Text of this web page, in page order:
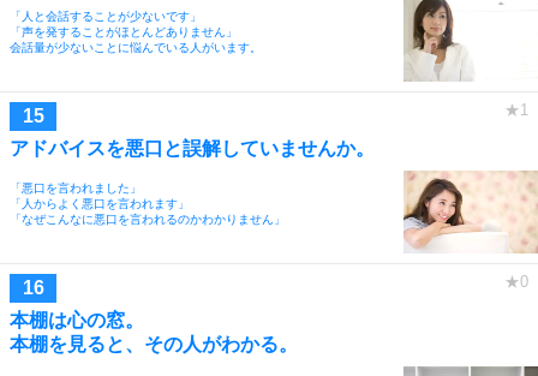
「人と会話することが少ないです」
「声を発することがほとんどありません」
会話量が少ないことに悩んでいる人がいます。
アドバイスを悪口と誤解していませんか。
「悪口を言われました」
「人からよく悪口を言われます」
「なぜこんなに悪口を言われるのかわかりません」
本棚は心の窓。
本棚を見ると、その人がわかる。